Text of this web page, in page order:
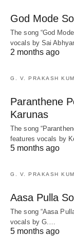
God Mode
The song “God
vocals by Sai
2 months ago
G. V. PRAKASH
Paranthene
Karunas
The song
features vocals by
5 months ago
G. V. PRAKASH
Aasa Pulla
The song “Aasa
vocals by G.…
5 months ago